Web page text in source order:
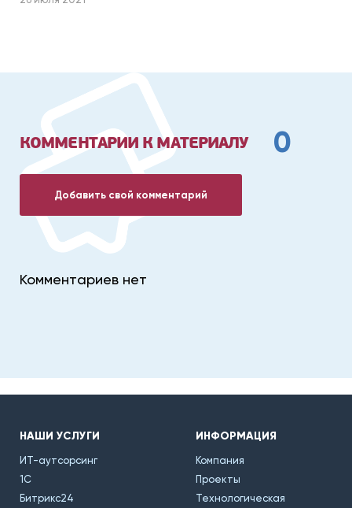
КОММЕНТАРИИ К МАТЕРИАЛУ 0
Добавить свой комментарий
Комментариев нет
НАШИ УСЛУГИ
ИТ-аутсорсинг
1С
Битрикс24
ИНФОРМАЦИЯ
Компания
Проекты
Технологическая